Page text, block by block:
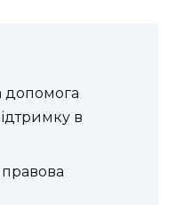
допомога
в